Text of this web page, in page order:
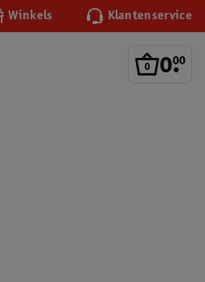
Winkels Klantenservice
0.
00